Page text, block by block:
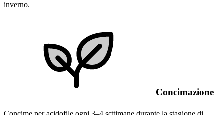
inverno.
Concimazione
Concime per acidofile ogni 3–4 settimane durante la stagione di